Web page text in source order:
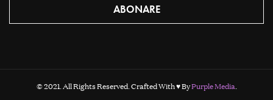
ABONARE
© 2021. All Rights Reserved. Crafted With ♥ ByPurple Media